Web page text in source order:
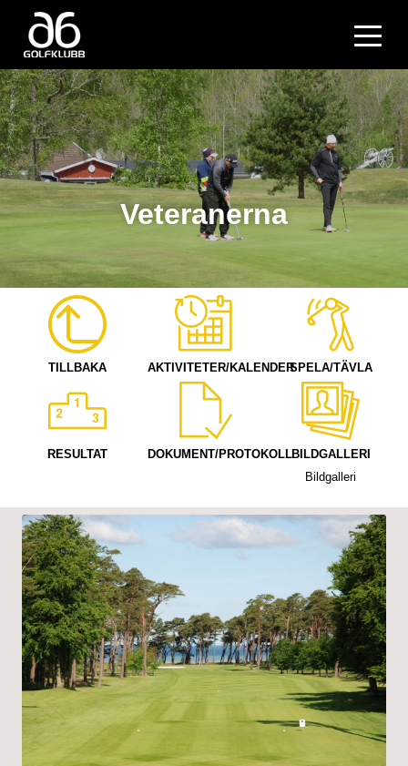
Veteranerna
TILLBAKA AKTIVITETER/KALENDERSPELA/TÄVLA
RESULTAT DOKUMENT/PROTOKOLLBILDGALLERI
Bildgalleri